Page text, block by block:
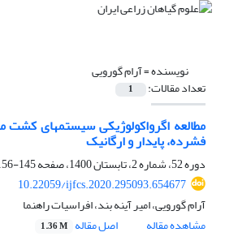
نویسنده =آرام گورویی
تعداد مقالات: 1
مطالعه اگرواکولوژیکی سیستم‏های
فشرده، پایدار و ارگانیک
دوره 52، شماره 2، تابستان 1400، صفحه
145-156
10.22059/ijfcs.2020.295093.654677
آرام گورویی، امیر آینه بند، افراسیات راهنما
مشاهده مقاله
اصل مقاله 1.36 M